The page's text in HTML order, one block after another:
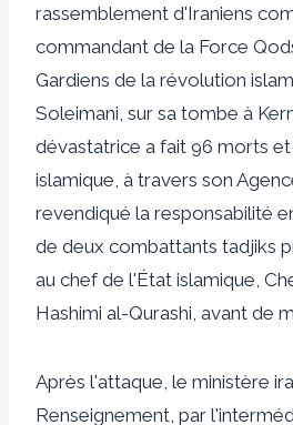
rassemblement d'Iraniens
commandant de la Force
Gardiens de la révolution
Soleimani, sur sa tombe à
dévastatrice a fait 96 morts
islamique, à travers son
revendiqué la responsabilité
de deux combattants tadjiks
au chef de l'État islamique,
Hashimi al-Qurashi, avant de
Après l'attaque, le ministère
Renseignement, par